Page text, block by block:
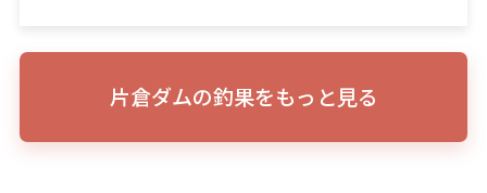
片倉ダムの釣果をもっと見る